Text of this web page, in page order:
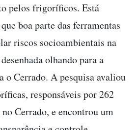
pelos frigoríficos. Está
boa parte das ferramentas
riscos socioambientais na
olhando para a
o Cerrado. A pesquisa avaliou
responsáveis por 262
Cerrado, e encontrou um